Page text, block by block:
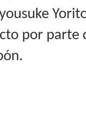
por parte